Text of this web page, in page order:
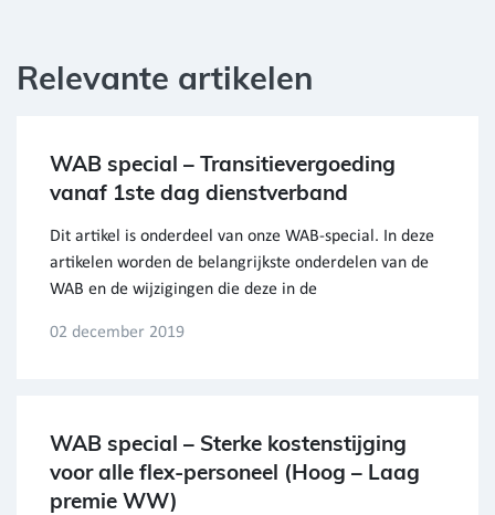
Relevante artikelen
WAB special – Transitievergoeding
vanaf 1ste dag dienstverband
Dit artikel is onderdeel van onze WAB-special. In deze
artikelen worden de belangrijkste onderdelen van de
WAB en de wijzigingen die deze in de
02 december 2019
WAB special – Sterke kostenstijging
voor alle flex-personeel (Hoog – Laag
premie WW)